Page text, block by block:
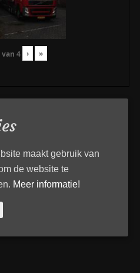
van 4 › »
Begeleiding Venlo
| TBVenlo door
maakt gebruik van
de website te
Meer informatie!